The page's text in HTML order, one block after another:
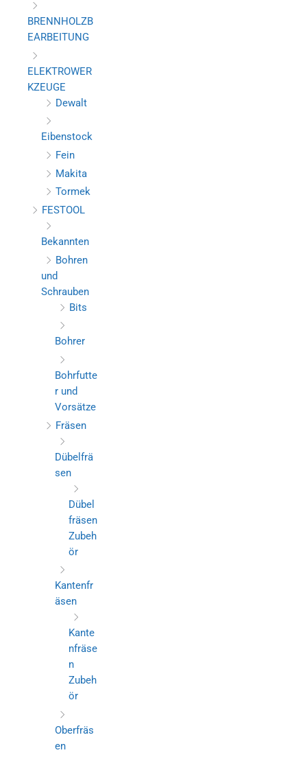
BRENNHOLZB
EARBEITUNG
ELEKTROWER
KZEUGE
Dewalt
Eibenstock
Fein
Makita
Tormek
FESTOOL
Bekannten
Bohren
und
Schrauben
Bits
Bohrer
Bohrfutte
r und
Vorsätze
Fräsen
Dübelfrä
sen
Dübel
fräsen
Zubeh
ör
Kantenfr
äsen
Kante
nfräse
n
Zubeh
ör
Oberfräs
en